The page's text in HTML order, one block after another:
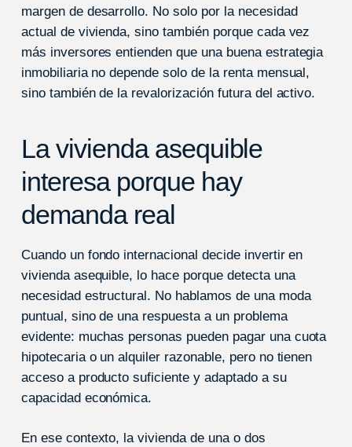
margen de desarrollo. No solo por la necesidad
actual de vivienda, sino también porque cada vez
más inversores entienden que una buena estrategia
inmobiliaria no depende solo de la renta mensual,
sino también de la revalorización futura del activo.
La vivienda asequible
interesa porque hay
demanda real
Cuando un fondo internacional decide invertir en
vivienda asequible, lo hace porque detecta una
necesidad estructural. No hablamos de una moda
puntual, sino de una respuesta a un problema
evidente: muchas personas pueden pagar una cuota
hipotecaria o un alquiler razonable, pero no tienen
acceso a producto suficiente y adaptado a su
capacidad económica.
En ese contexto, la vivienda de una o dos